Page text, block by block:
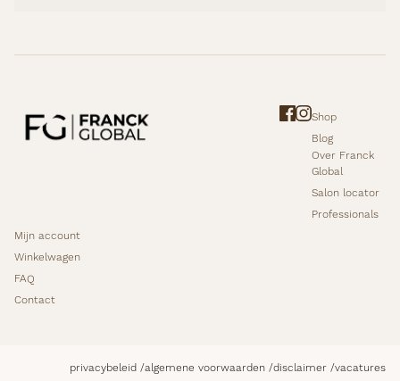
Shop
Blog
Over Franck
Global
Salon locator
Professionals
Mijn account
Winkelwagen
FAQ
Contact
privacybeleid algemene voorwaarden disclaimer vacatures